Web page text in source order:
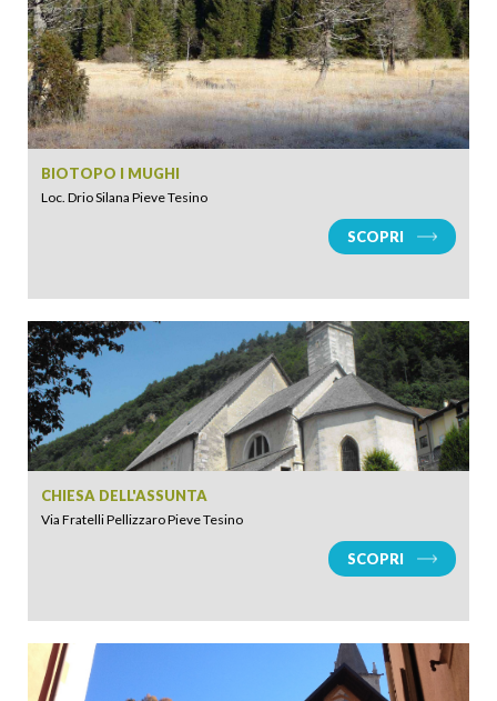
BIOTOPO I MUGHI
Loc. Drio Silana Pieve Tesino
SCOPRI
CHIESA DELL'ASSUNTA
Via Fratelli Pellizzaro Pieve Tesino
SCOPRI